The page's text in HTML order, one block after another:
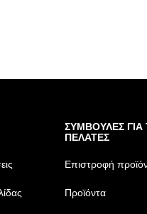
ΣΥΜΒΟΥΛΕΣ ΓΙΑ
ΠΕΛΑΤΕΣ
Επιστροφή
Προϊόντα